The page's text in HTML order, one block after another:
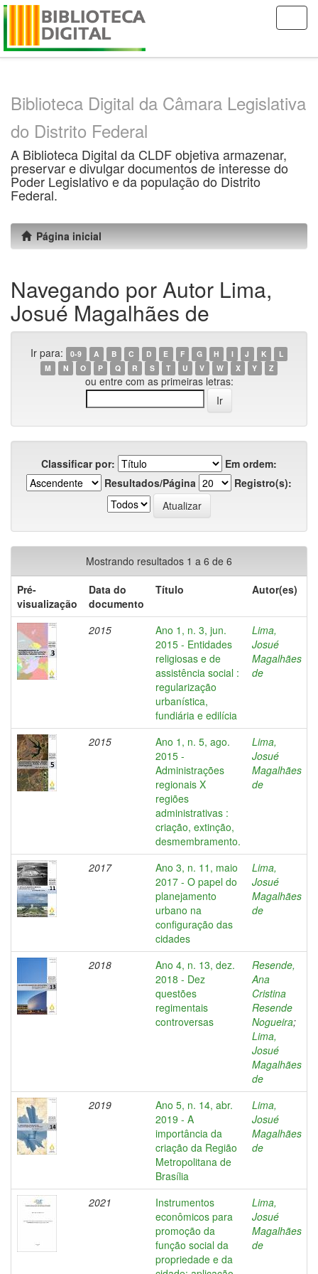
Skip
Biblioteca Digital da Câmara Legislativa
do Distrito Federal
A Biblioteca Digital da CLDF objetiva armazenar,
preservar e divulgar documentos de interesse do
Poder Legislativo e da população do Distrito
Federal.
Página inicial
Navegando por Autor Lima,
Josué Magalhães de
Ir para: 0-9 A B C D E F G H I J K
L
M
N O P Q R S T U V W X Y Z
ou entre com as primeiras letras:
Classificar por:
Em ordem:
Resultados/Página
Registro(s):
Mostrando resultados 1 a 6 de 6
Pré-
visualização
Data do
documento
Título Autor(es)
2015
Ano 1, n. 3, jun.
2015 - Entidades
religiosas e de
assistência social :
regularização
urbanística,
fundiária e edilícia
Lima,
Josué
Magalhães
de
2015
Ano 1, n. 5, ago.
2015 -
Administrações
regionais X
regiões
administrativas :
criação, extinção,
desmembramento.
Lima,
Josué
Magalhães
de
2017
Ano 3, n. 11, maio
2017 - O papel do
planejamento
urbano na
configuração das
cidades
Lima,
Josué
Magalhães
de
2018
Ano 4, n. 13, dez.
2018 - Dez
questões
regimentais
controversas
Resende,
Ana
Cristina
Resende
Nogueira;
Lima,
Josué
Magalhães
de
2019
Ano 5, n. 14, abr.
2019 - A
importância da
criação da Região
Metropolitana de
Brasília
Lima,
Josué
Magalhães
de
2021
Instrumentos
econômicos para
promoção da
função social da
propriedade e da
Lima,
Josué
Magalhães
de